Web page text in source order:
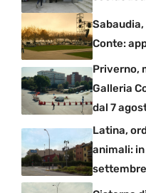
Conte:
Priverno,
Galleria
dal 7
Latina,
animali:
settembre